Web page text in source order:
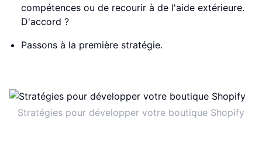
compétences ou de recourir à de l'aide extérieure.
D'accord ?
Passons à la première stratégie.
Stratégies pour développer votre boutique Shopify